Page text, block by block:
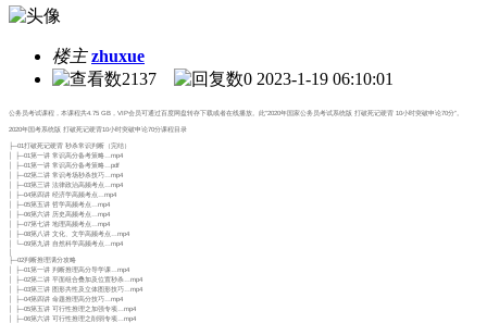
楼主 zhuxue
2137
0 2023-1-19 06:10:01
公务员考试课程，本课程共4.75 GB，VIP会员可通过百度网盘转存下载或者在线播放。此“2020年国家公务员考试系统版 打破死记硬背 10小时突破申论70分”。
2020年国考系统版 打破死记硬背10小时突破申论70分课程目录
├─01打破死记硬背 秒杀常识判断（完结）
│ ├─01第一讲 常识高分备考策略…mp4
│ ├─01第一讲 常识高分备考策略…pdf
│ ├─02第二讲 常识考场秒杀技巧…mp4
│ ├─03第三讲 法律政治高频考点…mp4
│ ├─04第四讲 经济学高频考点…mp4
│ ├─05第五讲 哲学高频考点…mp4
│ ├─06第六讲 历史高频考点…mp4
│ ├─07第七讲 地理高频考点…mp4
│ ├─08第八讲 文化、文学高频考点…mp4
│ └─09第九讲 自然科学高频考点…mp4
├─02判断推理满分攻略
│ ├─01第一讲 判断推理高分导学课…mp4
│ ├─02第二讲 平面组合叠加及位置秒杀…mp4
│ ├─03第三讲 图形共性及立体图形技巧…mp4
│ ├─04第四讲 命题推理高分技巧…mp4
│ ├─05第五讲 可行性推理之加强专项…mp4
│ ├─06第六讲 可行性推理之削弱专项…mp4